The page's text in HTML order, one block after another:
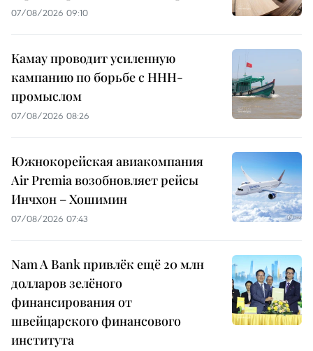
07/08/2026 09:10
Камау проводит усиленную
кампанию по борьбе с ННН-
промыслом
07/08/2026 08:26
Южнокорейская авиакомпания
Air Premia возобновляет рейсы
Инчхон – Хошимин
07/08/2026 07:43
Nam A Bank привлёк ещё 20 млн
долларов зелёного
финансирования от
швейцарского финансового
института